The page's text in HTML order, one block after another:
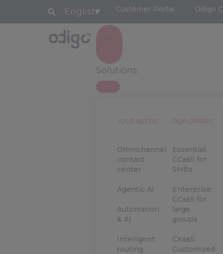
English Customer Portal Odigo
Solutions
YOUR NEEDS
Omnichannel
contact
center
Agentic AI
Automation
& AI
Intelligent
routing
OUR OFFERS
Essential:
CCaaS for
SMEs
Enterprise:
CCaaS for
large
groups
CXaaS:
Customized